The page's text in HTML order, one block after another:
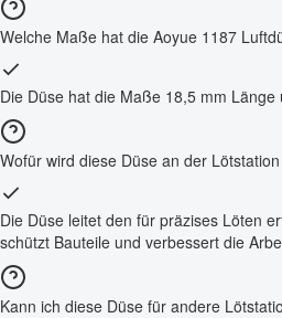
Welche Maße hat die Aoyue 1187
Die Düse hat die Maße 18,5 mm Länge
Wofür wird diese Düse an der
Die Düse leitet den für präzises Löten
schützt Bauteile und verbessert die
Kann ich diese Düse für andere